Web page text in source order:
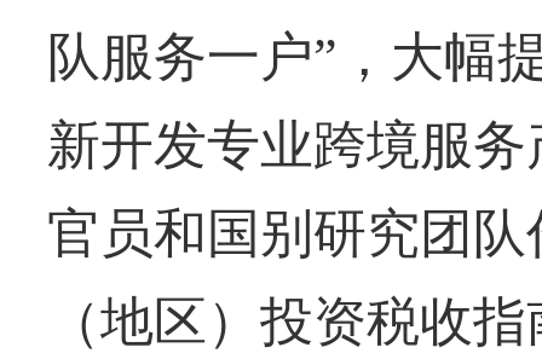
队服务一户”，大幅
新开发专业跨境服
官员和国别研究团
（地区）投资税收